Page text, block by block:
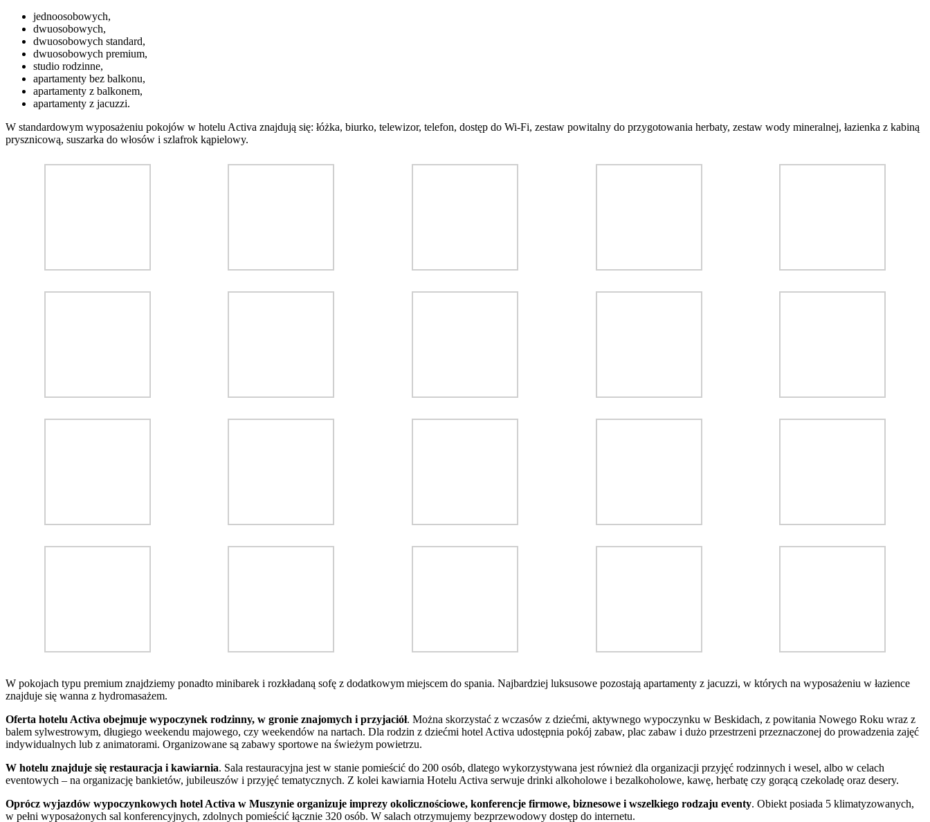
jednoosobowych,
dwuosobowych,
dwuosobowych standard,
dwuosobowych premium,
studio rodzinne,
apartamenty bez balkonu,
apartamenty z balkonem,
apartamenty z jacuzzi.
W standardowym wyposażeniu pokojów w hotelu Activa znajdują się: łóżka, biurko, telewizor, telefon, dostęp do Wi-Fi, zestaw powitalny do przygotowania herbaty, zestaw wody mineralnej, łazienka z kabiną
prysznicową, suszarka do włosów i szlafrok kąpielowy.
W pokojach typu premium znajdziemy ponadto minibarek i rozkładaną sofę z dodatkowym miejscem do spania. Najbardziej luksusowe pozostają apartamenty z jacuzzi, w których na wyposażeniu w łazience
znajduje się wanna z hydromasażem.
Oferta hotelu Activa obejmuje wypoczynek rodzinny, w gronie znajomych i przyjaciół. Można skorzystać z wczasów z dziećmi, aktywnego wypoczynku w Beskidach, z powitania Nowego Roku wraz z
balem sylwestrowym, długiego weekendu majowego, czy weekendów na nartach. Dla rodzin z dziećmi hotel Activa udostępnia pokój zabaw, plac zabaw i dużo przestrzeni przeznaczonej do prowadzenia zajęć
indywidualnych lub z animatorami. Organizowane są zabawy sportowe na świeżym powietrzu.
W hotelu znajduje się restauracja i kawiarnia. Sala restauracyjna jest w stanie pomieścić do 200 osób, dlatego wykorzystywana jest również dla organizacji przyjęć rodzinnych i wesel, albo w celach
eventowych – na organizację bankietów, jubileuszów i przyjęć tematycznych. Z kolei kawiarnia Hotelu Activa serwuje drinki alkoholowe i bezalkoholowe, kawę, herbatę czy gorącą czekoladę oraz desery.
Oprócz wyjazdów wypoczynkowych hotel Activa w Muszynie organizuje imprezy okolicznościowe, konferencje firmowe, biznesowe i wszelkiego rodzaju eventy. Obiekt posiada 5 klimatyzowanych,
w pełni wyposażonych sal konferencyjnych, zdolnych pomieścić łącznie 320 osób. W salach otrzymujemy bezprzewodowy dostęp do internetu.